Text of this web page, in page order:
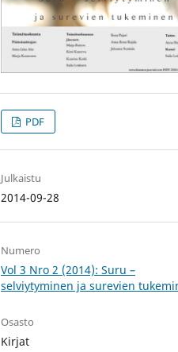
PDF
Julkaistu
2014-09-28
Numero
Vol 3 Nro 2 (2014): Suru –
selviytyminen ja surevien
Osasto
Kirjat